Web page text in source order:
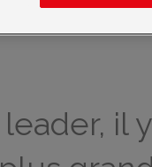
il